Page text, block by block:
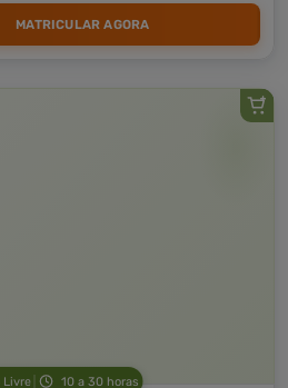
MATRICULAR AGORA
Livre 10 a 30 horas